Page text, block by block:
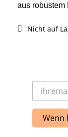
aus
Nicht auf
Wenn